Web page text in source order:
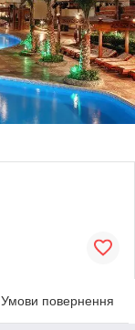
Умови повернення